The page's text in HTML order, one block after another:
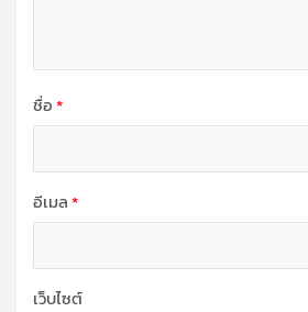
ชื่อ*
อีเมล*
เว็บไซต์